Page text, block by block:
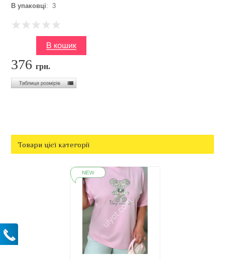
В упаковці: 3
376грн.
Товари цієї категорії